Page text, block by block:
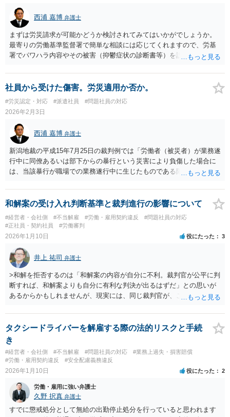
無効、あるいは極めて限定的にしか解釈されないのが一般的です。特
に、ご指摘のように経営陣が一部の社員に交際を助長する発言を繰り
返しているような状況であれば、規則の運用が形骸化しており、特定
の社員にのみ適用することは不当な差別（信義則違反）とみなされる
有力な事情となり得ます。 補足として申し上げると、会社側が「業務
少なくありません。その場合でも、異動によって受ける本人の不利益
が著しい場合などは、やはり不当な配転として争う余地が残ります。
西浦 嘉博 弁護士
まずは労災請求が可能かどうか検討されてみてはいかがでしょうか。
最寄りの労働基準監督署で簡単な相談には応じてくれますので、労基
署でパワハラ内容やその被害（抑鬱症状の診断書等）を説明されてみ
社員から受けた傷害。労災適用か否か。
#労災認定・対応 #派遣社員 #問題社員の対応
2026年2月3日
西浦 嘉博 弁護士
新潟地裁の平成15年7月25日の裁判例では「労働者（被災者）が業務遂
行中に同僚あるいは部下からの暴行という災害により負傷した場合に
は、当該暴行が職場での業務遂行中に生じたものである限り、当該暴
ものと評価できるのが通常であるから、当該暴行が、労働者（被災
者）との私的怨恨または労働者（被災者）による職務上の限度を超え
た挑発的行為若しくは侮辱的行為等によって生じたものであるなど、
もはや労働者（被災者）の業務とは関連しない事由によって発生した
ものであると認められる場合を除いては、当該暴行は業務に内在また
のが相当である。」とし、 続けて「そして、その判断にあたっては、
暴行が発生した経緯、労働者（被災者）と加害者との間の私的怨恨の
有無、労働者（被災者）の職務の内容や性質（他人の反発や恨みを買
い易いものであるか否か。）、暴行の原因となった業務上の事実と暴
行との時間的、場所的関係などが考慮されるべきである。」と判示し
の」など明らかに業務と関係ない場合以外は、業務起因性が認められ
る可能性が一定程度認められます。 より詳細についてお知りになりた
和解案の受け入れ判断基準と裁判進行の影響について
#経営者・会社側 #不当解雇 #労働・雇用契約違反
#問題社員の対応
#正社員・契約社員
#労働審判
2026年1月10日 役にたった 3
井上 祐司 弁護士
>和解を拒否するのは「和解案の内容が自分に不利。裁判官が公平に判
断すれば、和解案よりも自分に有利な判決が出るはずだ」との思いが
あるからかもしれませんが、現実には、同じ裁判官が、これなら公平
よりもどちらかの言い分に大きく偏る判決が言い渡される可能性はほ
ぼないと思ってよいですよね？ そうとも限りません。 弁護士をや
っているとしばしば直面しますが、記録をきちんと読んでいない、判
決になったら別の判断になることは明白なのに説得しやすい方を落と
そうと強引な和解案を押し付けようとする裁判官は多いものです。
ですので、和解案をけったとしても、自身に不利な判決が下されると
の請求の満額認容又は全部棄却、ということはしばしばあります。
具体的な和解の進め方については、記録を読み込んだ弁護士に相談の
うえで決められた方が良いと思います。
タクシードライバーを解雇する際の法的リスクと手続
き
#経営者・会社側 #不当解雇 #問題社員の対応
#業務上過失・損害賠償
#労働・雇用契約違反
#安全配慮義務違反
2026年1月10日 役にたった 2
労働・雇用に強い弁護士
久野 択真 弁護士
すでに懲戒処分として無給の出勤停止処分を行っていると思われます